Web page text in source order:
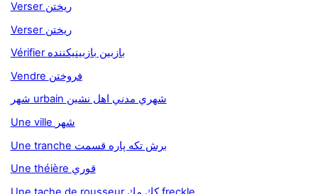
Verser ريختن
Verser ريختن
Vérifier بازبين بازبينيكننده
Vendre فروختن
شهر urbain شهري مدني اهل نشين
Une ville شهر
Une tranche برش تکه پاره قسمت
Une théière قوري